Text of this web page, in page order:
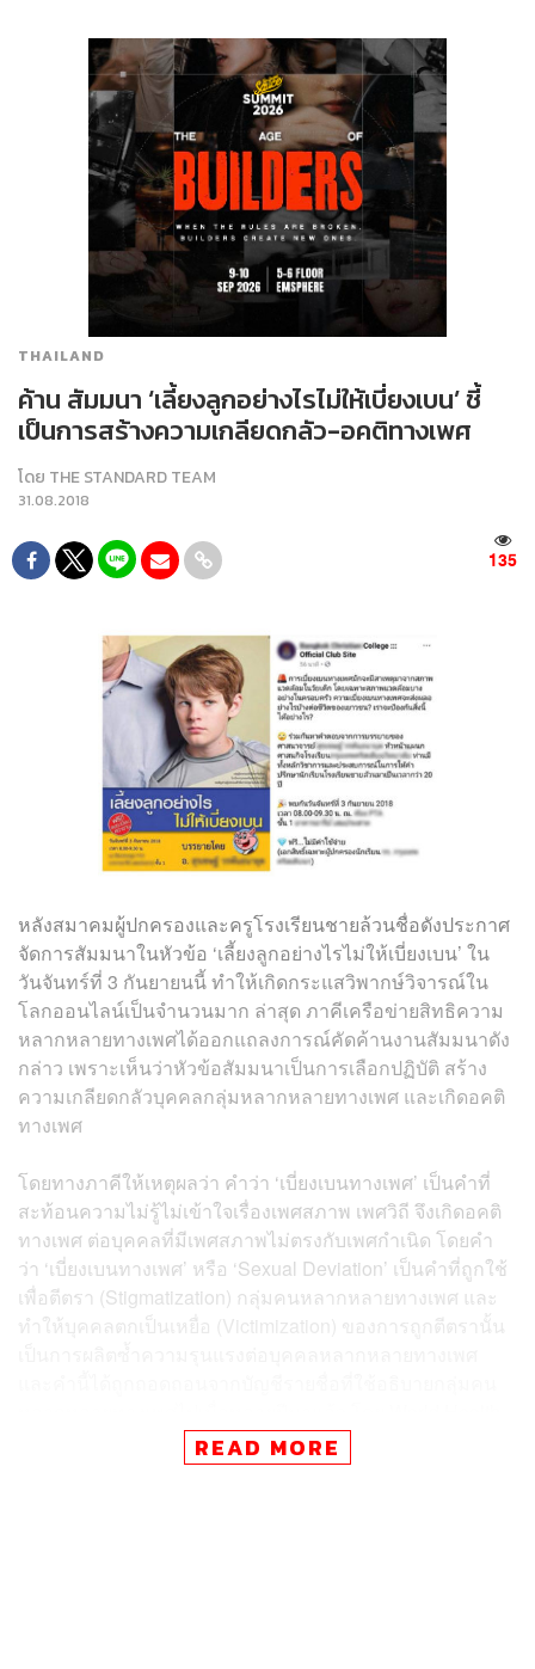
THAILAND
ค้าน สัมมนา ‘เลี้ยงลูกอย่างไรไม่ให้เบี่ยงเบน’ ชี้
เป็นการสร้างความเกลียดกลัว-อคติทางเพศ
โดย THE STANDARD TEAM
31.08.2018
135
หลังสมาคมผู้ปกครองและครูโรงเรียนชายล้วนชื่อดังประกาศ
จัดการสัมมนาในหัวข้อ ‘เลี้ยงลูกอย่างไรไม่ให้เบี่ยงเบน’ ใน
วันจันทร์ที่ 3 กันยายนนี้ ทำให้เกิดกระแสวิพากษ์วิจารณ์ใน
โลกออนไลน์เป็นจำนวนมาก ล่าสุด ภาคีเครือข่ายสิทธิความ
หลากหลายทางเพศได้ออกแถลงการณ์คัดค้านงานสัมมนาดัง
กล่าว เพราะเห็นว่าหัวข้อสัมมนาเป็นการเลือกปฏิบัติ สร้าง
ความเกลียดกลัวบุคคลกลุ่มหลากหลายทางเพศ และเกิดอคติ
ทางเพศ
โดยทางภาคีให้เหตุผลว่า คำว่า ‘เบี่ยงเบนทางเพศ’ เป็นคำที่
สะท้อนความไม่รู้ไม่เข้าใจเรื่องเพศสภาพ เพศวิถี จึงเกิดอคติ
ทางเพศ ต่อบุคคลที่มีเพศสภาพไม่ตรงกับเพศกำเนิด โดยคำ
ว่า ‘เบี่ยงเบนทางเพศ’ หรือ ‘Sexual Deviation’ เป็นคำที่ถูกใช้
เพื่อตีตรา (Stigmatization) กลุ่มคนหลากหลายทางเพศ และ
ทำให้บุคคลตกเป็นเหยื่อ (Victimization) ของการถูกตีตรานั้น
READ MORE